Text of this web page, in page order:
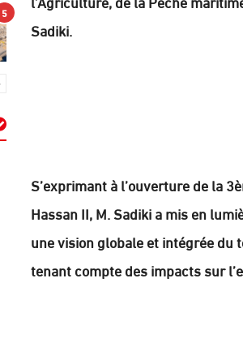
Sadiki.
S’exprimant à l’ouverture de la
Hassan II, M. Sadiki a mis en
une vision globale et intégrée
tenant compte des impacts sur
5